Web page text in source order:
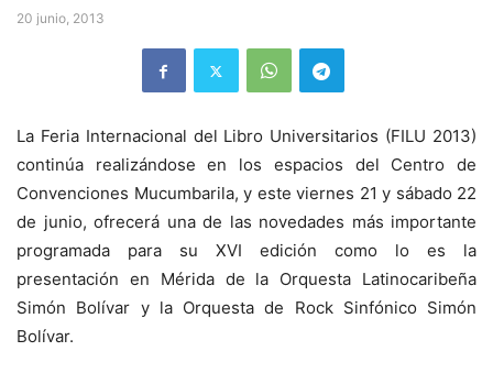
20 junio, 2013
La Feria Internacional del Libro Universitarios (FILU 2013)
continúa realizándose en los espacios del Centro de
Convenciones Mucumbarila, y este viernes 21 y sábado 22
de junio, ofrecerá una de las novedades más importante
programada para su XVI edición como lo es la
presentación en Mérida de la Orquesta Latinocaribeña
Simón Bolívar y la Orquesta de Rock Sinfónico Simón
Bolívar.